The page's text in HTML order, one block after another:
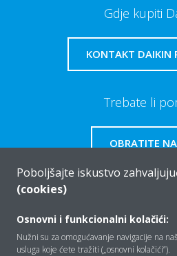
Gdje kupiti
KONTAKT DAIKIN
Trebate li
OBRATITE
Tko smo mi
Poboljšajte iskustvo
(cookies)
Osnovni i funkcionalni kolačići:
Nužni su za omogućavanje navigacije na
usluga koje ćete tražiti („osnovni kolačići”).